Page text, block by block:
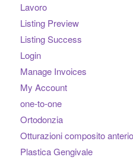
Lavoro
Listing Preview
Listing Success
Login
Manage Invoices
My Account
one-to-one
Ortodonzia
Otturazioni composito
Plastica Gengivale